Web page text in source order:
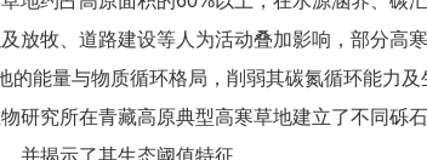
牧、道路建设等人为活动叠加影响，部分高
能量与物质循环格局，削弱其碳氮循环能力
研究所在青藏高原典型高寒草地建立了不同砾
并揭示了其生态阈值特征。